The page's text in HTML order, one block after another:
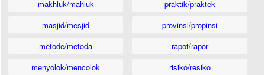
makhluk/mahluk
masjid/mesjid
metode/metoda
menyolok/mencolok
praktik/praktek
provinsi/propinsi
rapot/rapor
risiko/resiko